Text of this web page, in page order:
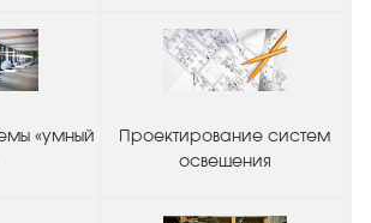
«умный
Проектирование систем
освещения